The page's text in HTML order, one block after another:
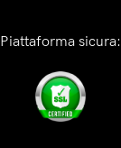
Piattaforma sicura: